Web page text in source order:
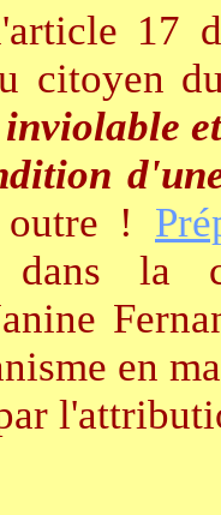
17
citoyen
outre !
dans la
en